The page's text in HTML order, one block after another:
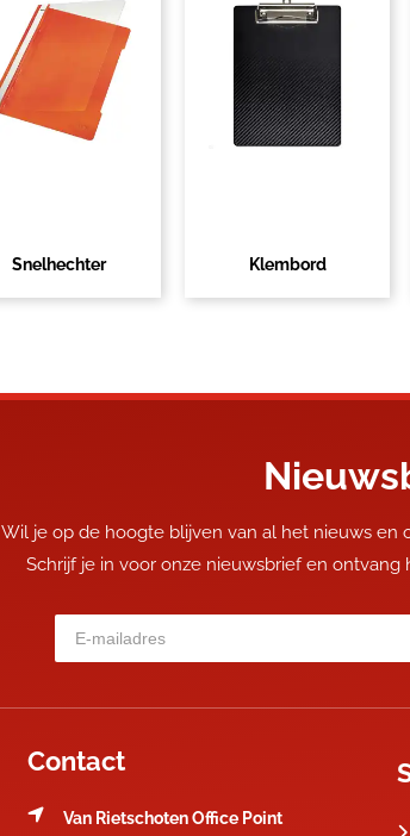
Snelhechter Klembord
Wil je op de hoogte blijven van al het nieuws en
Schrijf je in voor onze nieuwsbrief en
Contact
Van Rietschoten Office Point